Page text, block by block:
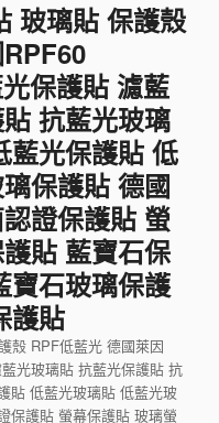
玻璃貼 保護殼
保護貼 濾藍
抗藍光玻璃
藍光保護貼 低
保護貼 德國
證保護貼 螢
貼 藍寶石保
寶石玻璃保護
護貼
殼 RPF低藍光 德國萊因
光玻璃貼 抗藍光保護貼 抗
貼 低藍光玻璃貼 低藍光玻
保護貼 螢幕保護貼 玻璃螢